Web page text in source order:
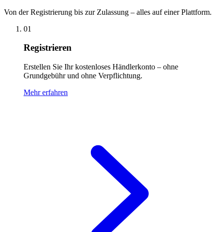
Von der Registrierung bis zur Zulassung – alles auf einer Plattform.
01
Registrieren
Erstellen Sie Ihr kostenloses Händlerkonto – ohne
Grundgebühr und ohne Verpflichtung.
Mehr erfahren